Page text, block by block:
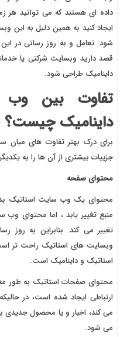
داده ای هستند که می توانید هر
ایجاد کنید به همین دلیل به این
شود. تعامل و به روز رسانی در این
قصد دارید وبسایت شرکتی یا
داینامیک طراحی شود.
تفاوت بین
داینامیک چیست؟
برای درک بهتر تفاوت های میان
جزییات بیشتری از آن ها را به
محتوای صفحه
محتوای یک وب سایت استاتیک
منبع تغییر یابد ، اما محتوای
تغییر می کند. بنابراین به روز
وبسایت های استاتیک راحت تر
استاتیک و داینامیک است.
محتوای صفحات استاتیک به طور
ارتباطی ایجاد شده است، در
می کند، اخبار و یا محصول جدیدی
می شود.